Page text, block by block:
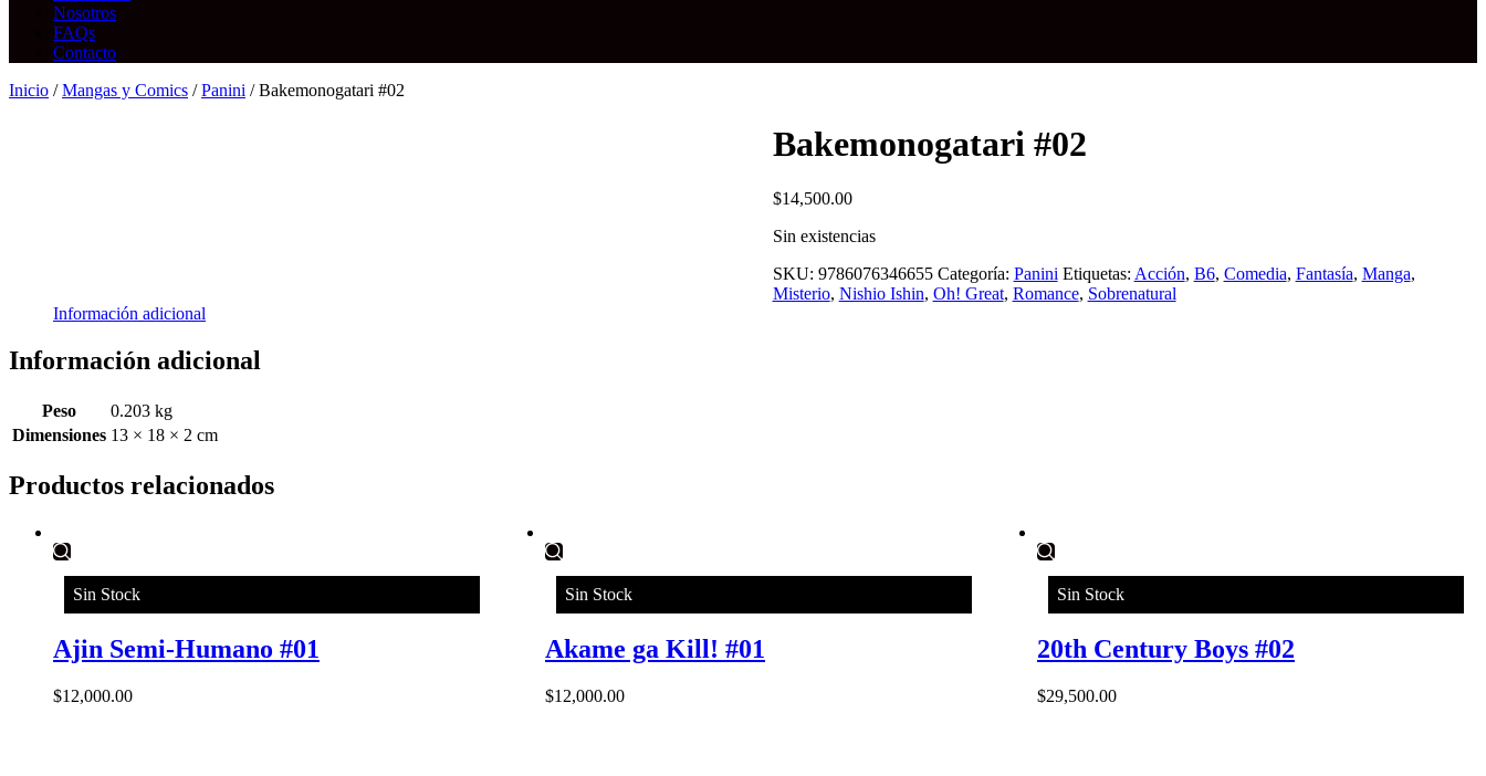
Nosotros
FAQs
Contacto
Inicio /Mangas y Comics /Panini / Bakemonogatari #02
Bakemonogatari #02
$14,500.00
Sin existencias
SKU: 9786076346655 Categoría: Panini Etiquetas: Acción, B6, Comedia, Fantasía, Manga,
Misterio, Nishio Ishin, Oh! Great, Romance, Sobrenatural
Información adicional
Información adicional
Peso
0.203 kg
Dimensiones 13 × 18 × 2 cm
Productos relacionados
Sin Stock
Ajin Semi-Humano #01
$12,000.00
Sin Stock
Akame ga Kill! #01
$12,000.00
Sin Stock
20th Century Boys #02
$29,500.00